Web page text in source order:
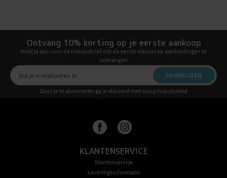
Ontvang 10% korting op je eerste aankoop
Meld je aan voor de nieuwsbrief om als eerste nieuws en aanbiedingen te
ontvangen
AANMELDEN
Door je te abonneren ga je akkoord met ons privacybeleid
KLANTENSERVICE
Klantenservice
Leveringsinformatie